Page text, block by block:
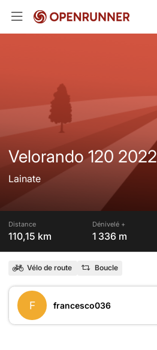
Velorando 120 2022
Lainate
Distance
110,15 km
Dénivelé +
1 336 m
Vélo de route Boucle
F francesco036